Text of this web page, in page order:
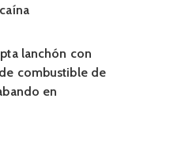
lanchón con
combustible de
en